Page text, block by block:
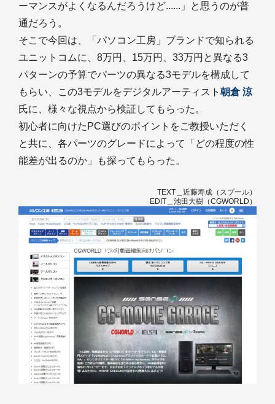
ーマンスがよくなるんだろうけど......」と思うのが普
通だろう。
そこで今回は、「パソコン工房」ブランドで知られる
ユニットコムに、8万円、15万円、33万円と異なる3
パターンの予算でパーツの異なる3モデルを構成して
もらい、この3モデルをデジタルアーティスト 朝倉 涼
氏に、様々な視点から検証してもらった。
初心者に向けたPC選びのポイントをご教授いただく
と共に、各パーツのグレードによって「どの程度の性
能差が出るのか」も探ってもらった。
TEXT＿近藤寿成（スプール）
EDIT＿池田大樹（CGWORLD）